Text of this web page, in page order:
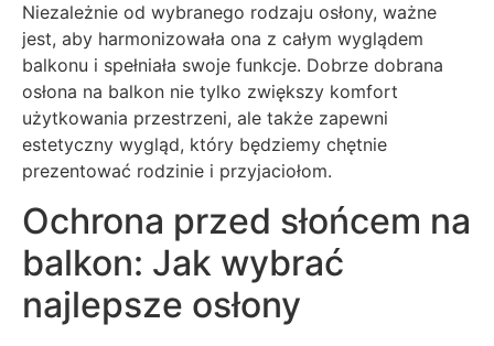
Niezależnie od wybranego rodzaju osłony, ważne
jest, aby harmonizowała ona z całym wyglądem
balkonu i spełniała swoje funkcje. Dobrze dobrana
osłona na balkon nie tylko zwiększy komfort
użytkowania przestrzeni, ale także zapewni
estetyczny wygląd, który będziemy chętnie
prezentować rodzinie i przyjaciołom.
Ochrona przed słońcem na
balkon: Jak wybrać
najlepsze osłony